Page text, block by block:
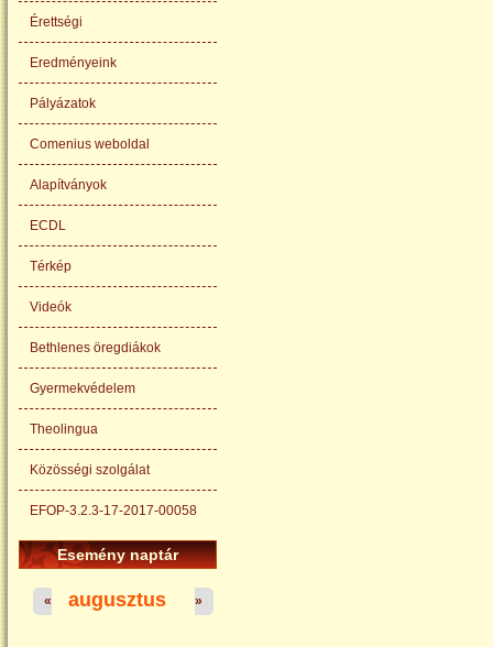
Érettségi
Eredményeink
Pályázatok
Comenius weboldal
Alapítványok
ECDL
Térkép
Videók
Bethlenes öregdiákok
Gyermekvédelem
Theolingua
Közösségi szolgálat
EFOP-3.2.3-17-2017-00058
Esemény naptár
augusztus
« »